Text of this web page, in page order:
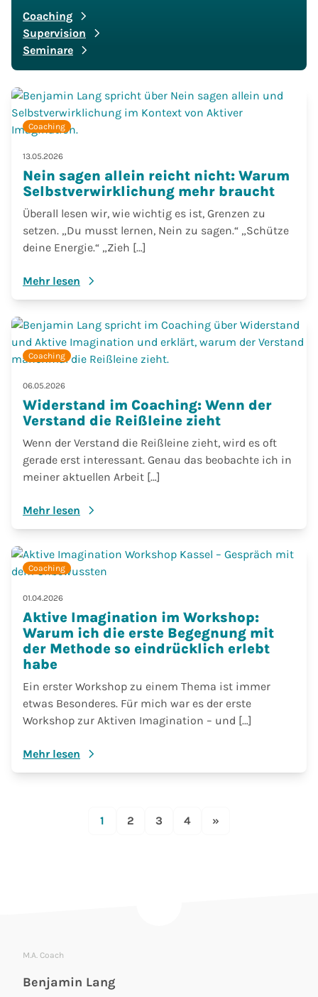
Coaching
Supervision
Seminare
Coaching
13.05.2026
Nein sagen allein reicht nicht: Warum
Selbstverwirklichung mehr braucht
Überall lesen wir, wie wichtig es ist, Grenzen zu
setzen. „Du musst lernen, Nein zu sagen.“ „Schütze
deine Energie.“ „Zieh […]
Mehr lesen
Coaching
06.05.2026
Widerstand im Coaching: Wenn der
Verstand die Reißleine zieht
Wenn der Verstand die Reißleine zieht, wird es oft
gerade erst interessant. Genau das beobachte ich in
meiner aktuellen Arbeit […]
Mehr lesen
Coaching
01.04.2026
Aktive Imagination im Workshop:
Warum ich die erste Begegnung mit
der Methode so eindrücklich erlebt
habe
Ein erster Workshop zu einem Thema ist immer
etwas Besonderes. Für mich war es der erste
Workshop zur Aktiven Imagination – und […]
Mehr lesen
1 2 3 4 »
M.A. Coach
Benjamin Lang